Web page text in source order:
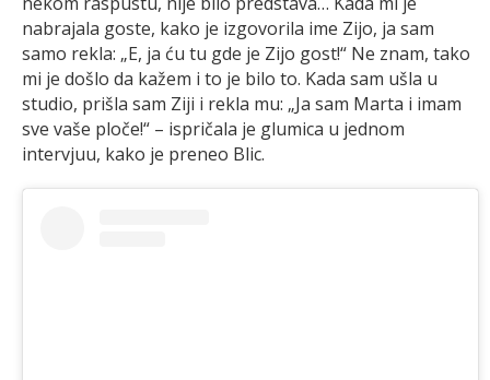
nabrajala goste, kako je izgovorila ime Zijo, ja sam
samo rekla: „E, ja ću tu gde je Zijo gost!“ Ne znam, tako
mi je došlo da kažem i to je bilo to. Kada sam ušla u
studio, prišla sam Ziji i rekla mu: „Ja sam Marta i imam
sve vaše ploče!“ – ispričala je glumica u jednom
intervjuu, kako je preneo Blic.